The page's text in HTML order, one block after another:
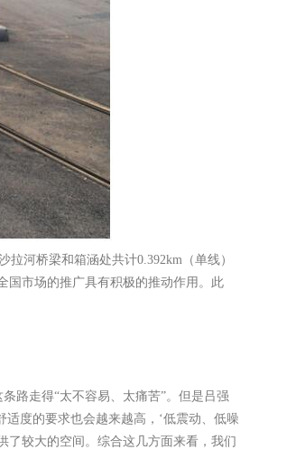
河桥梁和箱涵处共计0.392km（单线）
国市场的推广具有积极的推动作用。此
路走得“太不容易、太痛苦”。但是吕强
度的要求也会越来越高，‘低震动、低噪
了较大的空间。综合这几方面来看，我们